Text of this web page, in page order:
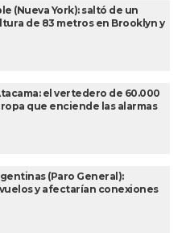
(Nueva York): saltó de un
de 83 metros en Brooklyn y
el vertedero de 60.000
que enciende las alarmas
(Paro General):
y afectarían conexiones